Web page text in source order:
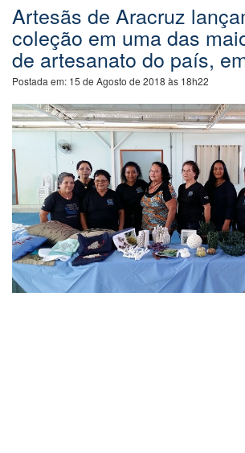
Artesãs de Aracruz
coleção em uma das
de artesanato do país,
Postada em: 15 de Agosto de 2018 às 18h22